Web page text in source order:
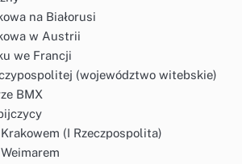
na Białorusi
w Austrii
we Francji
(województwo witebskie)
BMX
(I Rzeczpospolita)